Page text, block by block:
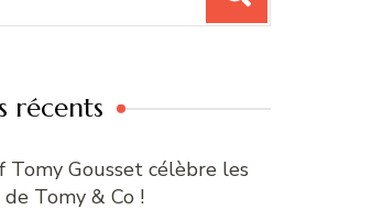
récents
Tomy Gousset célèbre les
de Tomy & Co !